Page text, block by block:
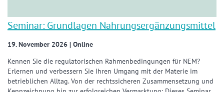
Seminar: Grundlagen Nahrungsergänzungsmittel
19. November 2026 | Online
Kennen Sie die regulatorischen Rahmenbedingungen für NEM?
Erlernen und verbessern Sie Ihren Umgang mit der Materie im
betrieblichen Alltag. Von der rechtssicheren Zusammensetzung und